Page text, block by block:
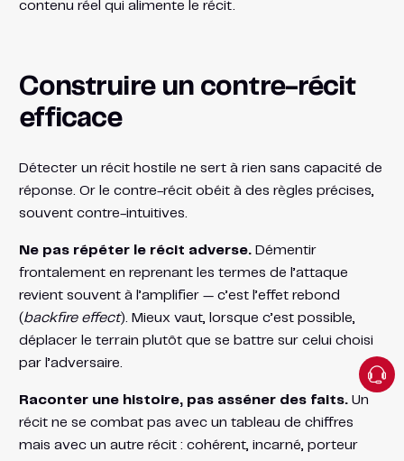
contenu réel qui alimente le récit.
Construire un contre-récit
efficace
Détecter un récit hostile ne sert à rien sans capacité de
réponse. Or le contre-récit obéit à des règles précises,
souvent contre-intuitives.
Ne pas répéter le récit adverse.Démentir
frontalement en reprenant les termes de l’attaque
revient souvent à l’amplifier — c’est l’effet rebond
(backfire effect). Mieux vaut, lorsque c’est possible,
déplacer le terrain plutôt que se battre sur celui choisi
par l’adversaire.
Raconter une histoire, pas asséner des faits.Un
récit ne se combat pas avec un tableau de chiffres
mais avec un autre récit : cohérent, incarné, porteur